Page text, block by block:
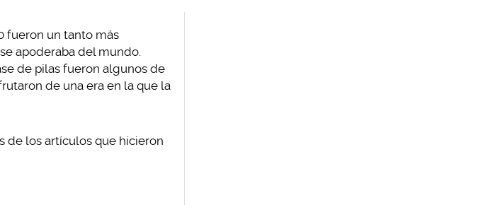
fueron un tanto más
apoderaba del mundo.
de pilas fueron algunos de
de una era en la que la
de los artículos que hicieron